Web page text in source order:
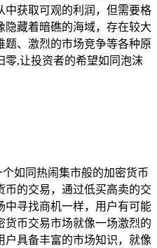
中获取可观的利润，但需要格
藏着暗礁的海域，存在较大
题、激烈的市场竞争等各种原
零,让投资者的希望如同泡沫
个如同热闹集市般的加密货币
币的交易，通过低买高卖的交
中寻找商机一样，用户有可能
币交易市场就像一场激烈的
户具备丰富的市场知识，就像